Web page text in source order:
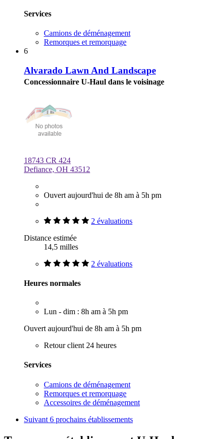
Services
Camions de déménagement
Remorques et remorquage
6
Alvarado Lawn And Landscape
Concessionnaire U-Haul dans le voisinage
18743 CR 424
Defiance, OH 43512
Ouvert aujourd'hui de 8h am à 5h pm
2 évaluations
Distance estimée
14,5 milles
2 évaluations
Heures normales
Lun - dim : 8h am à 5h pm
Ouvert aujourd'hui de 8h am à 5h pm
Retour client 24 heures
Services
Camions de déménagement
Remorques et remorquage
Accessoires de déménagement
Suivant 6 prochains établissements